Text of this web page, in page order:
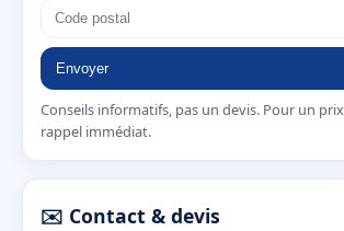
Envoyer
Conseils informatifs, pas un devis. Pour un
rappel immédiat.
✉️ Contact & devis